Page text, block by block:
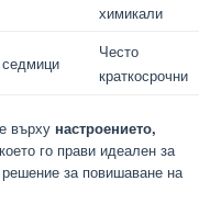
химикали
Често
краткосрочни
върху настроението,
го прави идеален за
решение за повишаване на